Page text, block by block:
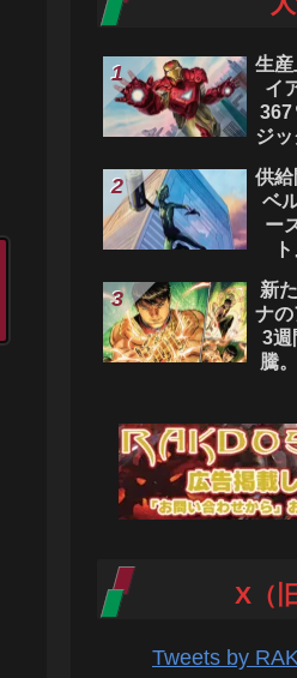
生
イ
367
ジ
供
ベ
ー
ク
新
ナの
3週
騰
X（
Tweets by